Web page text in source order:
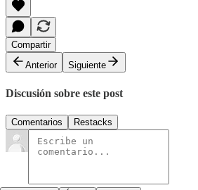
Compartir
Anterior
Siguiente
Discusión sobre este post
Comentarios Restacks